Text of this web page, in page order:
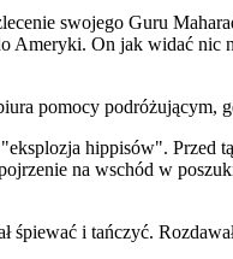
swojego Guru
On jak widać nic
pomocy
hippisów".
na wschód w
i tańczyć.